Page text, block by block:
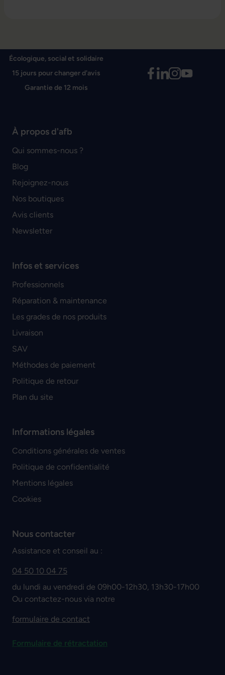
Écologique, social et solidaire
15 jours pour changer d'avis
Garantie de 12 mois
À propos d'afb
Qui sommes-nous ?
Blog
Rejoignez-nous
Nos boutiques
Avis clients
Newsletter
Infos et services
Professionnels
Réparation & maintenance
Les grades de nos produits
Livraison
SAV
Méthodes de paiement
Politique de retour
Plan du site
Informations légales
Conditions générales de ventes
Politique de confidentialité
Mentions légales
Cookies
Nous contacter
Assistance et conseil au :
04 50 10 04 75
du lundi au vendredi de 09h00-12h30, 13h30-17h00
Ou contactez-nous via notre
formulaire de contact
Formulaire de rétractation